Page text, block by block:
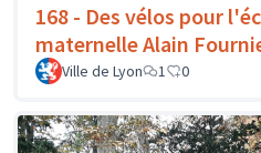
168 - Des vélos pour
maternelle Alain
Ville de Lyon 1 0